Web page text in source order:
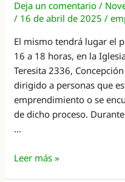
Deja un comentario /
/ 16 de abril de 2025 /
El mismo tendrá lugar el
16 a 18 horas, en la
Teresita 2336,
dirigido a personas que
emprendimiento o se
de dicho proceso.
…
Ofrecerán
Leer más »